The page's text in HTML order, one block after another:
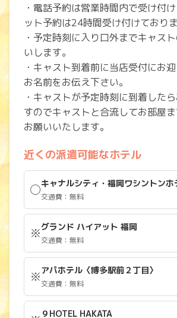
・電話予約は営業時間内で受け付
ット予約は24時間受け付けておりま
・予定時刻に入り口外までキャス
いします。
・キャスト到着前に当店受付にお
お名前をお伝え下さい。
・キャストが予定時刻に到着した
すのでキャストと合流してお部屋
お願いいたします。
近くの派遣可能なホテル
◯キャナルシティ・福岡ワシントンホ
交通費：無料
※グランド ハイアット 福岡
交通費：無料
※アパホテル〈博多駅前２丁目〉
交通費：無料
９HOTEL HAKATA